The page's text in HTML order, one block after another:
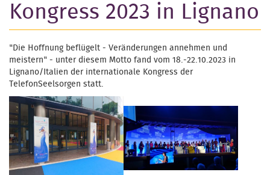
Kongress 2023 in Lignano
"Die Hoffnung beflügelt - Veränderungen annehmen und
meistern" - unter diesem Motto fand vom 18.-22.10.2023 in
Lignano/Italien der internationale Kongress der
TelefonSeelsorgen statt.